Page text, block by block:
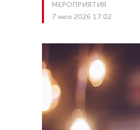
МЕРОПРИЯТИЯ
7 июл 2026 17:02